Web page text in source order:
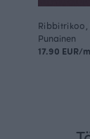
Punainen
17.90 EUR/m